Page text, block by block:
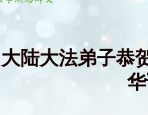
大陆大法弟子恭